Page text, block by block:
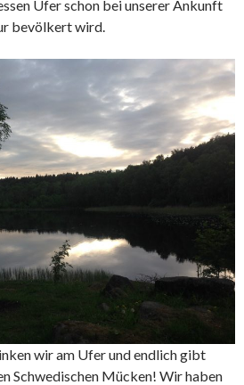
Ufer schon bei unserer Ankunft
bevölkert wird.
wir am Ufer und endlich gibt
Schwedischen Mücken! Wir haben